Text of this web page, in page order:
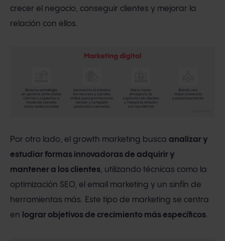
crecer el negocio, conseguir clientes y mejorar la
relación con ellos.
Por otro lado, el growth marketing busca analizar y
estudiar formas innovadoras de adquirir y
mantener a los clientes, utilizando técnicas como la
optimización SEO, el email marketing y un sinfín de
herramientas más. Este tipo de marketing se centra
en lograr objetivos de crecimiento más específicos.